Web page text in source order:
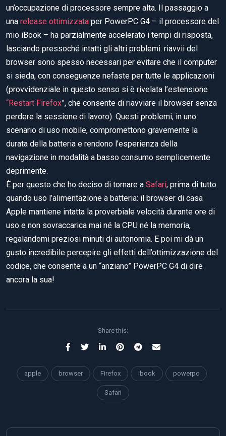
un’occupazione di processore sempre alta. Il passaggio a
una release ottimizzata per PowerPC G4 – il processore del
mio iBook – ha parzialmente accelerato i tempi di risposta,
lasciando pressoché intatti gli altri problemi: riavvii del
browser sono spesso necessari per evitare che il computer
si sieda, con conseguenze nefaste per tutte le applicazioni
(provvidenziale in questo senso si è rivelata l’estensione
“Restart Firefox”, che consente di riavviare il browser senza
perdere la sessione di lavoro). Questi problemi, in uno
scenario di uso mobile, compromettono gravemente la
durata della batteria e rendono l’esperienza della
navigazione in modalità a basso consumo semplicemente
deprimente.
È per questo che ho deciso di tornare a Safari, prima di tutto
quando uso l’alimentazione a batteria: il browser di casa
Apple mantiene intatta la proverbiale velocità durante ore di
uso e non sovraccarica mai né la CPU né la memoria,
regalandomi preziosi minuti di autonomia. E poi mi dà un
gusto incredibile percepire gli effetti dell’ottimizzazione del
codice, che consente a un “anziano” PowerPC G4 di dire
ancora la sua!
Share this:
apple browser Firefox ibook powerpc
Safari